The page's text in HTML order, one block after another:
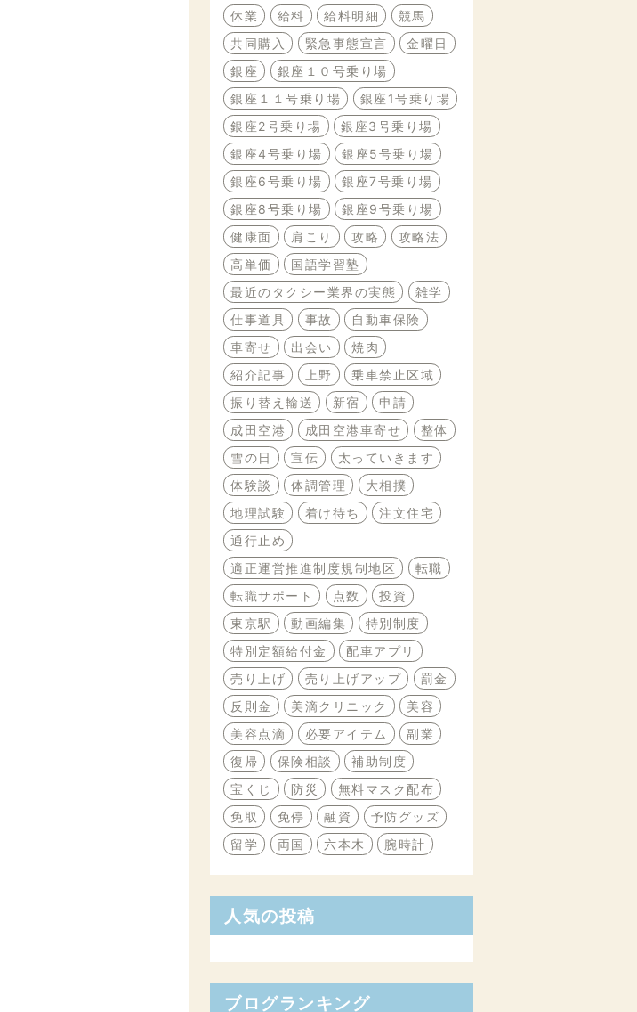
休業
給料 給料明細
競馬
共同購入
緊急事態宣言
金曜日
銀座
銀座１０号乗り場
銀座１１号乗り場
銀座1号乗り場
銀座2号乗り場
銀座3号乗り場
銀座4号乗り場
銀座5号乗り場
銀座6号乗り場
銀座7号乗り場
銀座8号乗り場
銀座9号乗り場
健康面
肩こり 攻略
攻略法
高単価
国語学習塾
最近のタクシー業界の実態
雑学
仕事道具
事故
自動車保険
車寄せ
出会い
焼肉
紹介記事
上野
乗車禁止区域
振り替え輸送
新宿
申請
成田空港
成田空港車寄せ
整体
雪の日
宣伝
太っていきます
体験談
体調管理
大相撲
地理試験
着け待ち
注文住宅
通行止め
適正運営推進制度規制地区
転職
転職サポート
点数
投資
東京駅
動画編集
特別制度
特別定額給付金
配車アプリ
売り上げ
売り上げアップ
罰金
反則金
美滴クリニック
美容
美容点滴
必要アイテム
副業
復帰
保険相談
補助制度
宝くじ
防災
無料マスク配布
免取
免停 融資
予防グッズ
留学
両国 六本木 腕時計
人気の投稿
ブログランキング